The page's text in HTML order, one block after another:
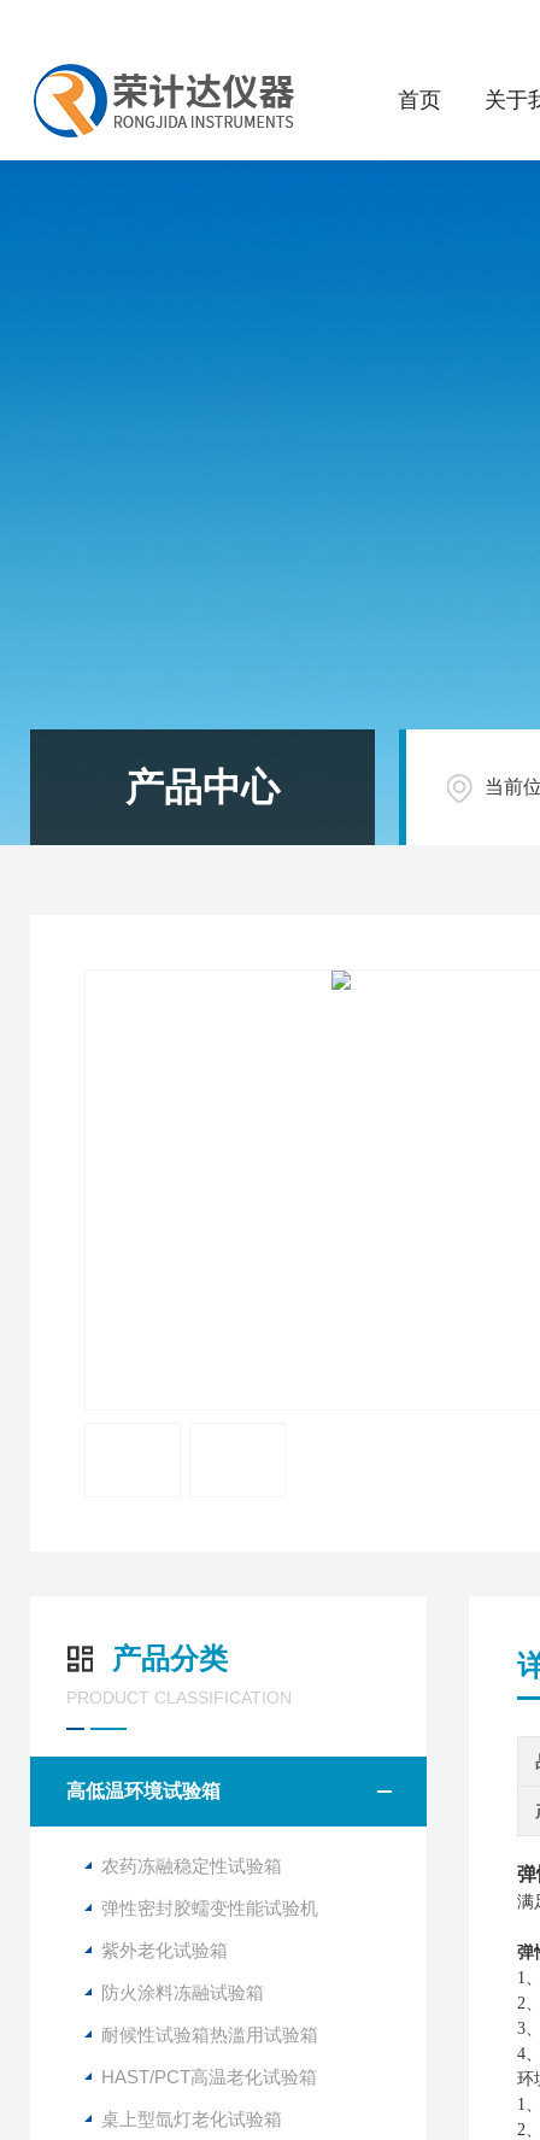
首页 关于
产品中心 当前
产品分类
PRODUCT CLASSIFICATION
高低温环境试验箱
农药冻融稳定性试验箱
弹性密封胶蠕变性能试验机
紫外老化试验箱
防火涂料冻融试验箱
耐候性试验箱热滥用试验箱
HAST/PCT高温老化试验箱
桌上型氙灯老化试验箱
弹
满
弹
1
2
3
4
环
1
2